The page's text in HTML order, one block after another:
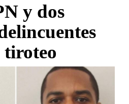
y dos
tiroteo